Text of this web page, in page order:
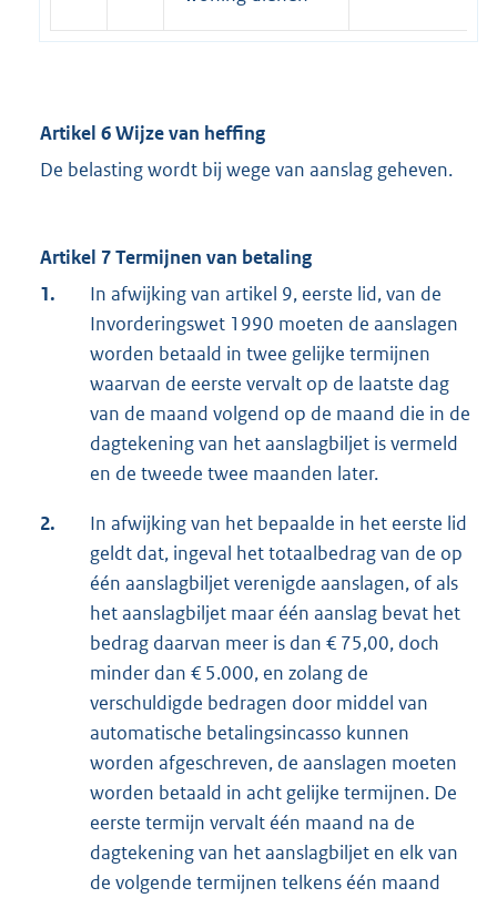
Artikel 6 Wijze van heffing
De belasting wordt bij wege van aanslag geheven.
Artikel 7 Termijnen van betaling
1.
In afwijking van artikel 9, eerste lid, van de
Invorderingswet 1990 moeten de aanslagen
worden betaald in twee gelijke termijnen
waarvan de eerste vervalt op de laatste dag
van de maand volgend op de maand die in de
dagtekening van het aanslagbiljet is vermeld
en de tweede twee maanden later.
2.
In afwijking van het bepaalde in het eerste lid
geldt dat, ingeval het totaalbedrag van de op
één aanslagbiljet verenigde aanslagen, of als
het aanslagbiljet maar één aanslag bevat het
bedrag daarvan meer is dan € 75,00, doch
minder dan € 5.000, en zolang de
verschuldigde bedragen door middel van
automatische betalingsincasso kunnen
worden afgeschreven, de aanslagen moeten
worden betaald in acht gelijke termijnen. De
eerste termijn vervalt één maand na de
dagtekening van het aanslagbiljet en elk van
de volgende termijnen telkens één maand